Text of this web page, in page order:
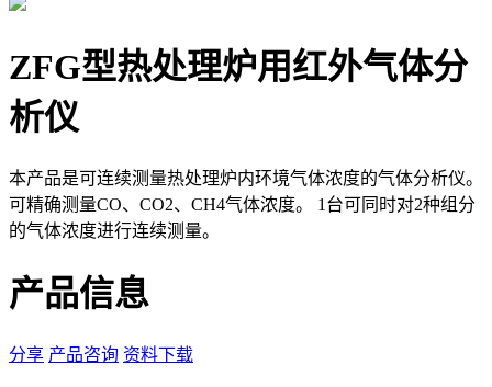
ZFG型热处理炉用红外气体分
析仪
本产品是可连续测量热处理炉内环境气体浓度的气体分析仪。
可精确测量CO、CO2、CH4气体浓度。 1台可同时对2种组分
的气体浓度进行连续测量。
产品信息
分享 产品咨询 资料下载